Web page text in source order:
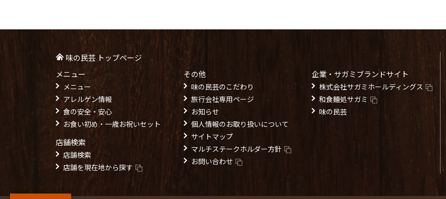
味の民芸 トップページ
メニュー
メニュー
アレルゲン情報
食の安全・安心
お食い初め・一歳お祝いセット
店舗検索
店舗検索
店舗を現在地から探す
その他
味の民芸のこだわり
旅行会社専用ページ
お知らせ
個人情報のお取り扱いについて
サイトマップ
マルチステークホルダー方針
お問い合わせ
企業・サガミブランドサイト
株式会社サガミホールディングス
和食麺処サガミ
味の民芸